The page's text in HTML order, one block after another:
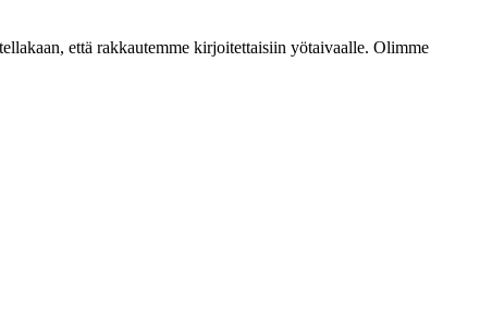
että rakkautemme kirjoitettaisiin yötaivaalle. Olimme